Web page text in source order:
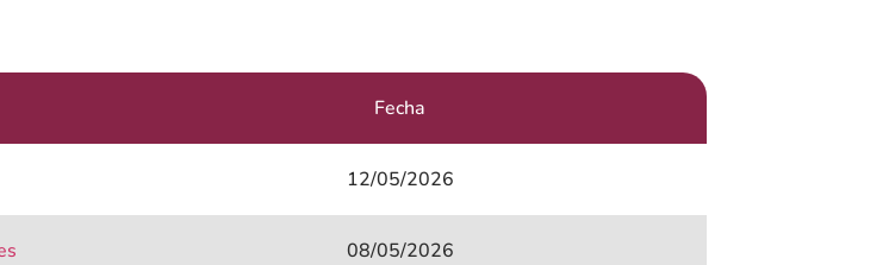
Fecha
12/05/2026
08/05/2026